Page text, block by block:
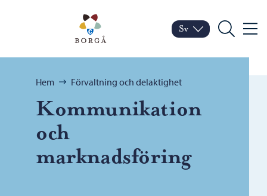
Porvoo – Gå till
Byt språk
Nuvarande språk:
Sv
Sök Meny
Bläddra:
Hem Förvaltning och delaktighet
Kommunikation
och
marknadsföring